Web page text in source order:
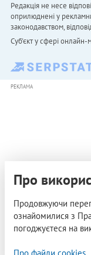
Редакція не несе
оприлюднені у
законодавством,
Cуб'єкт у сфері онлайн-
РЕКЛАМА
Про
Продовжуючи
ознайомилися з
погоджуєтеся на